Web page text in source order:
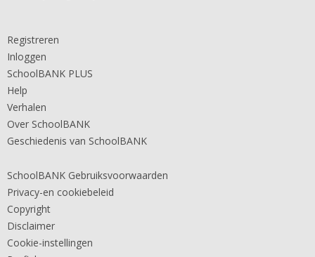
Registreren
Inloggen
SchoolBANK PLUS
Help
Verhalen
Over SchoolBANK
Geschiedenis van SchoolBANK
SchoolBANK Gebruiksvoorwaarden
Privacy-en cookiebeleid
Copyright
Disclaimer
Cookie-instellingen